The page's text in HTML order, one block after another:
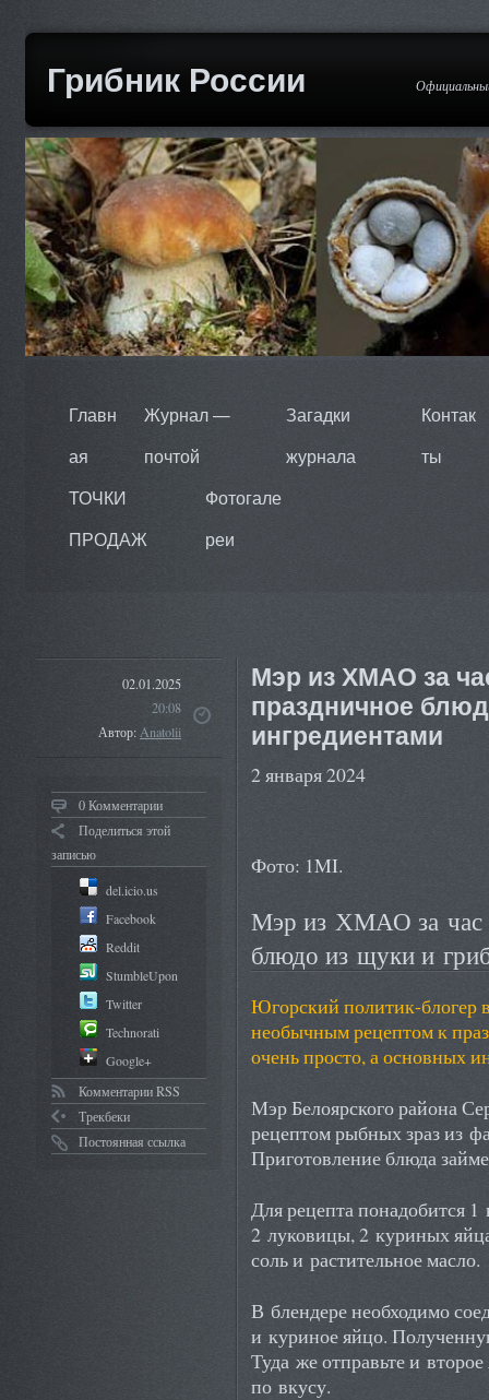
Грибник России
Главн
ая
Журнал —
почтой
Загадки
журнала
Контак
ты
ТОЧКИ
ПРОДАЖ
Фотогале
реи
02.01.2025
20:08
Автор:Anatolii
0 Комментарии
Поделиться этой
записью
del.icio.us
Facebook
Reddit
StumbleUpon
Twitter
Technorati
Google+
Комментарии RSS
Трекбеки
Постоянная ссылка
Мэр из ХМАО за
праздничное
ингредиентами
2 января 2024
Фото: 1MI.
Мэр из ХМАО за час
блюдо из щуки и
Югорский политик-блогер
необычным рецептом к
очень просто, а основных
Мэр Белоярского района
рецептом рыбных зраз из
Приготовление блюда
Для рецепта понадобится
2 луковицы, 2 куриных
соль и растительное масло.
В блендере необходимо
и куриное яйцо.
Туда же отправьте и
по вкусу.